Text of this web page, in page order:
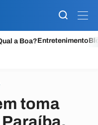
a Boa?Entretenimento
toma